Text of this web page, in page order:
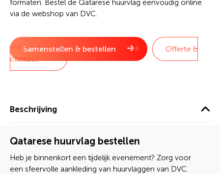
formaten. Bestel de Qatarese huurvlag eenvoudig online
via de webshop van DVC.
Samenstellen & bestellen
Offerte &
contact
Beschrijving
Qatarese huurvlag bestellen
Heb je binnenkort een tijdelijk evenement? Zorg voor
een sfeervolle aankleding van huurvlaggen van DVC.